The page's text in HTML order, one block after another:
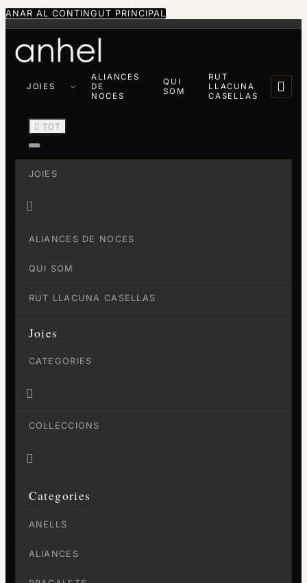
ANAR AL CONTINGUT PRINCIPAL
JOIES
ALIANCES
DE
NOCES
QUI
SOM
RUT
LLACUNA
CASELLAS

 TOT
JOIES

ALIANCES DE NOCES
QUI SOM
RUT LLACUNA CASELLAS
Joies
CATEGORIES

COL·LECCIONS

Categories
ANELLS
ALIANCES